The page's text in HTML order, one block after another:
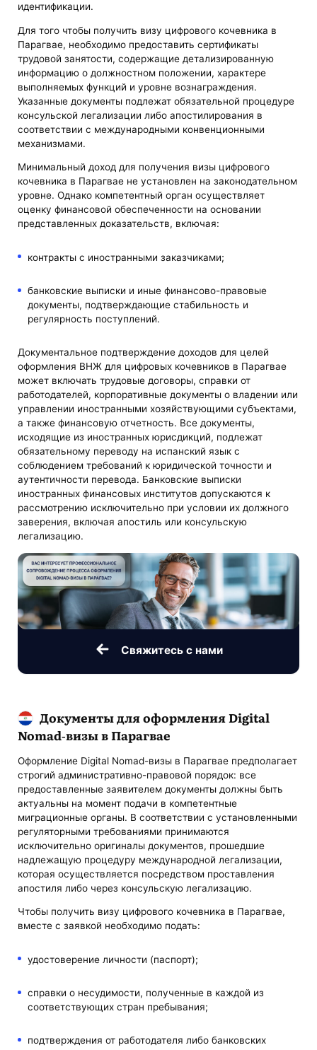
идентификации.
Для того чтобы получить визу цифрового кочевника в
Парагвае, необходимо предоставить сертификаты
трудовой занятости, содержащие детализированную
информацию о должностном положении, характере
выполняемых функций и уровне вознаграждения.
Указанные документы подлежат обязательной процедуре
консульской легализации либо апостилирования в
соответствии с международными конвенционными
механизмами.
Минимальный доход для получения визы цифрового
кочевника в Парагвае не установлен на законодательном
уровне. Однако компетентный орган осуществляет
оценку финансовой обеспеченности на основании
представленных доказательств, включая:
контракты с иностранными заказчиками;
банковские выписки и иные финансово-правовые
документы, подтверждающие стабильность и
регулярность поступлений.
Документальное подтверждение доходов для целей
оформления ВНЖ для цифровых кочевников в Парагвае
может включать трудовые договоры, справки от
работодателей, корпоративные документы о владении или
управлении иностранными хозяйствующими субъектами,
а также финансовую отчетность. Все документы,
исходящие из иностранных юрисдикций, подлежат
обязательному переводу на испанский язык с
соблюдением требований к юридической точности и
аутентичности перевода. Банковские выписки
иностранных финансовых институтов допускаются к
рассмотрению исключительно при условии их должного
заверения, включая апостиль или консульскую
легализацию.
Свяжитесь с нами
Документы для оформления Digital
Nomad-визы в Парагвае
Оформление Digital Nomad-визы в Парагвае предполагает
строгий административно-правовой порядок: все
предоставленные заявителем документы должны быть
актуальны на момент подачи в компетентные
миграционные органы. В соответствии с установленными
регуляторными требованиями принимаются
исключительно оригиналы документов, прошедшие
надлежащую процедуру международной легализации,
которая осуществляется посредством проставления
апостиля либо через консульскую легализацию.
Чтобы получить визу цифрового кочевника в Парагвае,
вместе с заявкой необходимо подать:
удостоверение личности (паспорт);
справки о несудимости, полученные в каждой из
соответствующих стран пребывания;
подтверждения от работодателя либо банковских